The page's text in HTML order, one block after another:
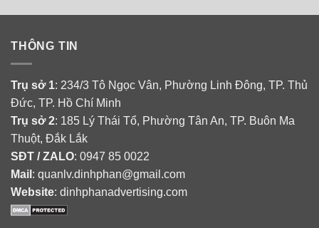
THÔNG TIN
Trụ sở 1: 234/3 Tô Ngọc Vân, Phường Linh Đông, TP. Thủ
Đức, TP. Hồ Chí Minh
Trụ sở 2: 185 Lý Thái Tổ, Phường Tân An, TP. Buôn Ma
Thuột, Đắk Lắk
SĐT / ZALO: 0947 85 0022
Mail : quanlv.dinhphan@gmail.com
Website: dinhphanadvertising.com